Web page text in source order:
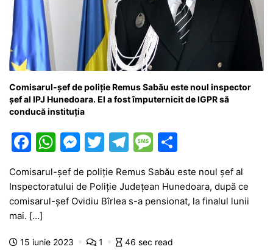
Comisarul-șef de poliție Remus Sabău este noul inspector
șef al IPJ Hunedoara. El a fost împuternicit de IGPR să
conducă instituția
F
c
e
b
o
W
at
s
p
M
s
s
n
T
itt
er
T
e
gr
m
M
s
s
g
ta
je
Comisarul-șef de poliție Remus Sabău este noul șef al
Inspectoratului de Poliție Județean Hunedoara, după ce
comisarul-șef Ovidiu Bîrlea s-a pensionat, la finalul lunii
mai. […]
15 iunie 2023 1 46 sec read